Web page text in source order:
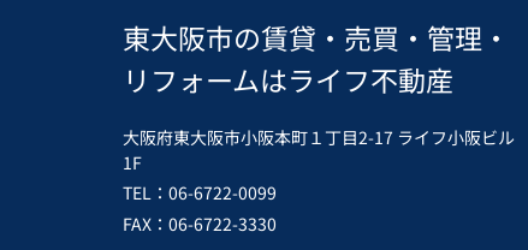
東大阪市の賃貸・売買・管理・
リフォームはライフ不動産
大阪府東大阪市小阪本町１丁目2-17 ライフ小阪ビル
1F
TEL：06-6722-0099
FAX：06-6722-3330